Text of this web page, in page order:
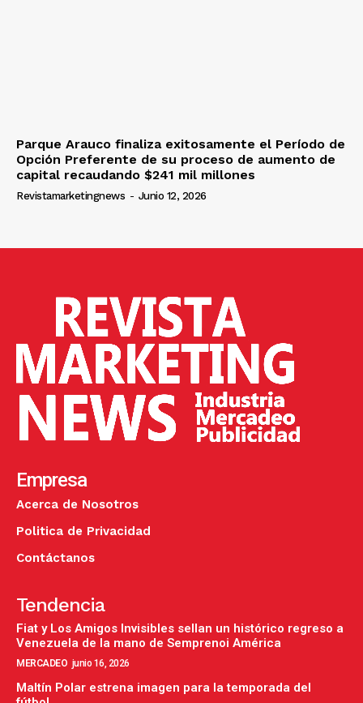
Parque Arauco finaliza exitosamente el Período de
Opción Preferente de su proceso de aumento de
capital recaudando $241 mil millones
Revistamarketingnews - Junio 12, 2026
Empresa
Acerca de Nosotros
Politica de Privacidad
Contáctanos
Tendencia
Fiat y Los Amigos Invisibles sellan un histórico regreso a
Venezuela de la mano de Semprenoi América
MERCADEO junio 16, 2026
Maltín Polar estrena imagen para la temporada del